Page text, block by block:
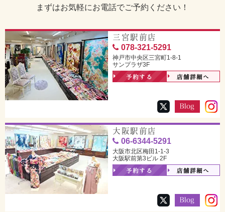
まずはお気軽にお電話でご予約ください！
三宮駅前店
078-321-5291
神戸市中央区三宮町1-8-1
サンプラザ3F
予約する 店舗詳細へ
大阪駅前店
06-6344-5291
大阪市北区梅田1-1-3
大阪駅前第3ビル 2F
予約する 店舗詳細へ